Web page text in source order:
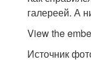
галереей. А
View the
Источник